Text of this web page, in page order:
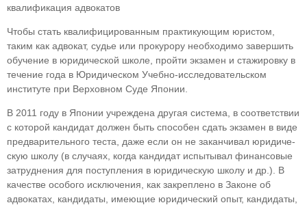
квалификация адвокатов
Чтобы стать квалифицированным практикую­щим юристом,
таким как адвокат, судье или про­курору необходимо завершить
обучение в юри­дической школе, пройти экзамен и стажировку в
течение года в Юридическом Учебно-исследова­тельском
институте при Верховном Суде Японии.
В 2011 году в Японии учреждена другая си­стема, в соответствии
с которой кандидат должен быть способен сдать экзамен в виде
предваритель­ного теста, даже если он не заканчивал юридиче­
скую школу (в случаях, когда кандидат испыты­вал финансовые
затруднения для поступления в юридическую школу и др.). В
качестве особого ис­ключения, как закреплено в Законе об
адвокатах, кандидаты, имеющие юридический опыт, кан­дидаты,